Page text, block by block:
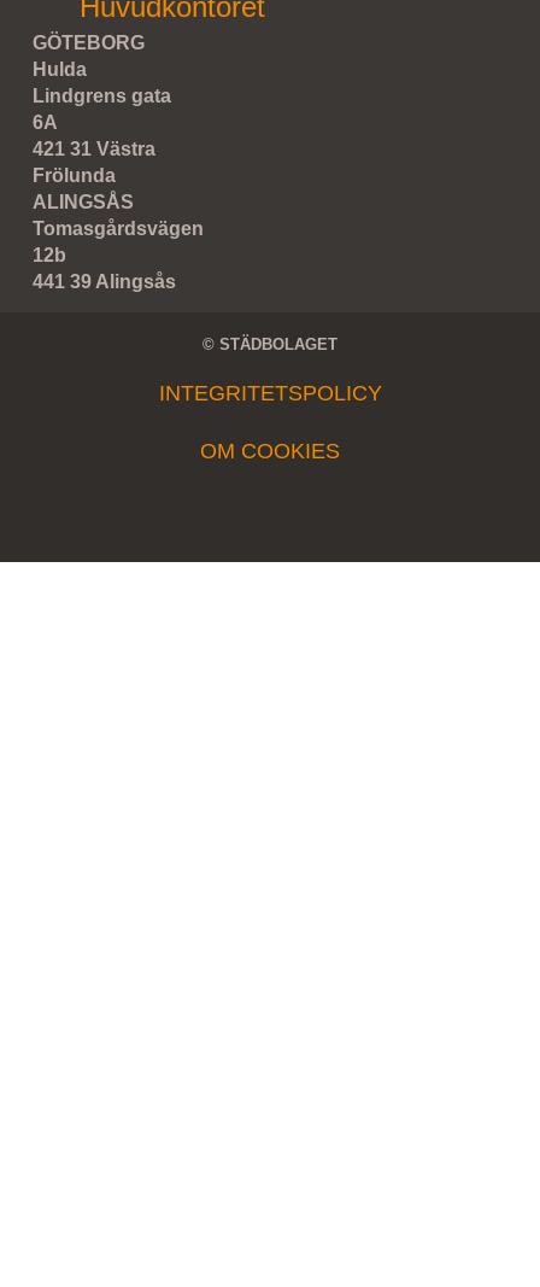
Huvudkontoret
GÖTEBORG
Hulda
Lindgrens gata
6A
421 31 Västra
Frölunda
ALINGSÅS
Tomasgårdsvägen
12b
441 39 Alingsås
© STÄDBOLAGET
INTEGRITETSPOLICY
OM COOKIES